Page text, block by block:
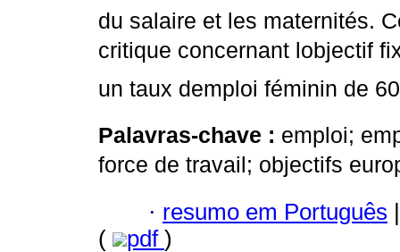
du salaire et les maternités.
critique concernant lobjectif
un taux demploi féminin de
Palavras-chave : emploi;
force de travail; objectifs
· resumo em Português |
(
pdf )